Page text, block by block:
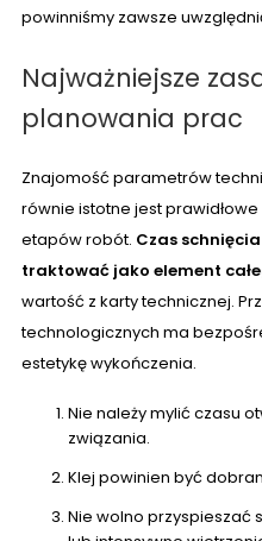
powinniśmy zawsze
Najważniejsze
planowania prac
Znajomość parametrów
równie istotne jest
etapów robót. Czas
traktować jako element
wartość z karty technicznej.
technologicznych ma
estetykę wykończenia.
Nie należy mylić czasu
związania.
Klej powinien być
Nie wolno przyspieszać